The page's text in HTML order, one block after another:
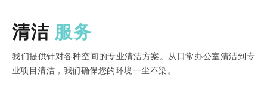
清洁服务
我们提供针对各种空间的专业清洁方案。从日常办公室清洁到专
业项目清洁，我们确保您的环境一尘不染。